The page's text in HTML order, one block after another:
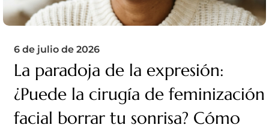
6 de julio de 2026
La paradoja de la expresión:
¿Puede la cirugía de feminización
facial borrar tu sonrisa? Cómo